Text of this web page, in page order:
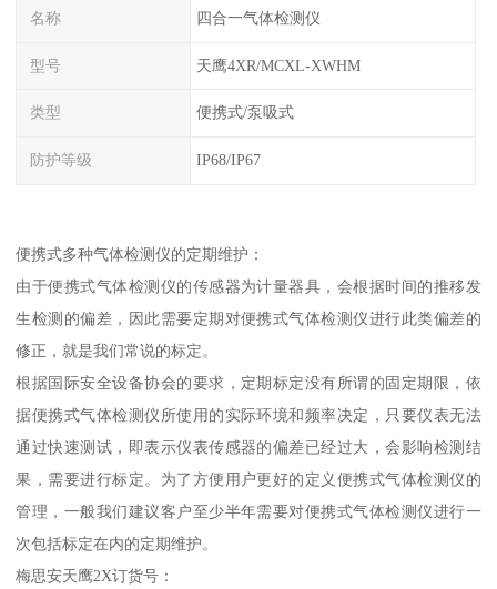
名称 四合一气体检测仪
型号 天鹰4XR/MCXL-XWHM
类型 便携式/泵吸式
防护等级 IP68/IP67
便携式多种气体检测仪的定期维护：
由于便携式气体检测仪的传感器为计量器具，会根据时间的推移发
生检测的偏差，因此需要定期对便携式气体检测仪进行此类偏差的
修正，就是我们常说的标定。
根据国际安全设备协会的要求，定期标定没有所谓的固定期限，依
据便携式气体检测仪所使用的实际环境和频率决定，只要仪表无法
通过快速测试，即表示仪表传感器的偏差已经过大，会影响检测结
果，需要进行标定。为了方便用户更好的定义便携式气体检测仪的
管理，一般我们建议客户至少半年需要对便携式气体检测仪进行一
次包括标定在内的定期维护。
梅思安天鹰2X订货号：